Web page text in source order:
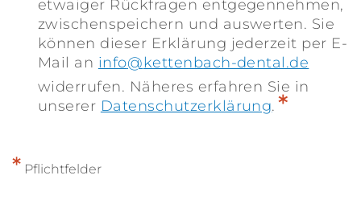
etwaiger Rückfragen entgegennehmen,
zwischenspeichern und auswerten. Sie
können dieser Erklärung jederzeit per E-
Mail an info
kettenbach-dental.de
widerrufen. Näheres erfahren Sie in
unserer Datenschutzerklärung. *
* Pflichtfelder